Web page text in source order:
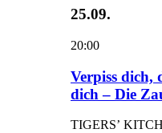
25.09.
20:00
Verpiss dich,
dich – Die
TIGERS’